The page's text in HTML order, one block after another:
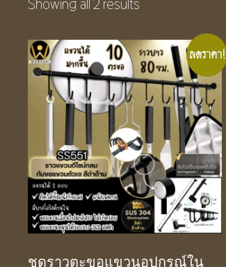
Showing all 2 results
ลดราคา!
ชุดราวตะขอแขวนอุปกรณ์ใน